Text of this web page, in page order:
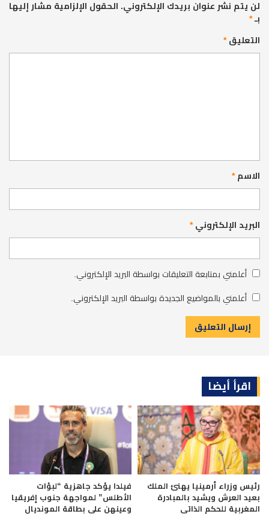
لن يتم نشر عنوان بريدك الإلكتروني. الحقول الإلزامية مشار إليها
بـ*
التعليق*
الاسم*
البريد الإلكتروني*
أعلمني بمتابعة التعليقات بواسطة البريد الإلكتروني.
أعلمني بالمواضيع الجديدة بواسطة البريد الإلكتروني.
اقرأ أيضا
رئيس وزراء أرمينيا يهنئ الملك
بعيد العرش ويشيد بالمبادرة
المغربية للحكم الذاتي
فيلدا يؤكد جاهزية “لبؤات
الأطلس” لمواجهة جنوب إفريقيا
وعينهن على بطاقة المونديال